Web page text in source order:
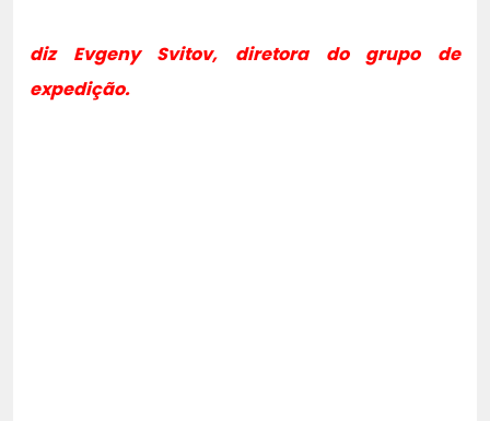
diz Evgeny Svitov, diretora do grupo de
expedição.